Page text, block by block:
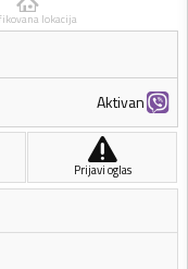
lokacija
Aktivan
Prijavi oglas